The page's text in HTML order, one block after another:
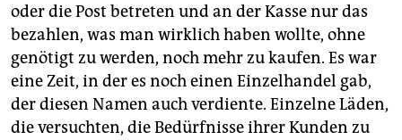
genossenschaft
epaper login
oder die Post betreten und an der Kasse nur das
bezahlen, was man wirklich haben wollte, ohne
genötigt zu werden, noch mehr zu kaufen. Es war
eine Zeit, in der es noch einen Einzelhandel gab,
der diesen Namen auch verdiente. Einzelne Läden,
die versuchten, die Bedürfnisse ihrer Kunden zu